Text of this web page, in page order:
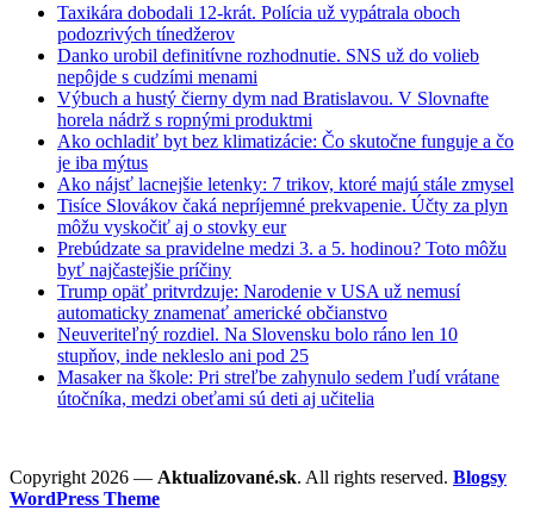
Taxikára dobodali 12-krát. Polícia už vypátrala oboch
podozrivých tínedžerov
Danko urobil definitívne rozhodnutie. SNS už do volieb
nepôjde s cudzími menami
Výbuch a hustý čierny dym nad Bratislavou. V Slovnafte
horela nádrž s ropnými produktmi
Ako ochladiť byt bez klimatizácie: Čo skutočne funguje a čo
je iba mýtus
Ako nájsť lacnejšie letenky: 7 trikov, ktoré majú stále zmysel
Tisíce Slovákov čaká nepríjemné prekvapenie. Účty za plyn
môžu vyskočiť aj o stovky eur
Prebúdzate sa pravidelne medzi 3. a 5. hodinou? Toto môžu
byť najčastejšie príčiny
Trump opäť pritvrdzuje: Narodenie v USA už nemusí
automaticky znamenať americké občianstvo
Neuveriteľný rozdiel. Na Slovensku bolo ráno len 10
stupňov, inde nekleslo ani pod 25
Masaker na škole: Pri streľbe zahynulo sedem ľudí vrátane
útočníka, medzi obeťami sú deti aj učitelia
Copyright 2026 — Aktualizované.sk. All rights reserved. Blogsy
WordPress Theme